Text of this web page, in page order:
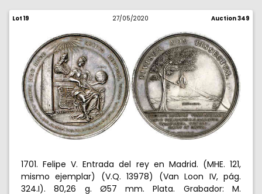
Lot 19 27/05/2020 Auction 349
1701. Felipe V. Entrada del rey en Madrid. (MHE. 121,
mismo ejemplar) (V.Q. 13978) (Van Loon IV, pág.
324.I). 80,26 g. Ø57 mm. Plata. Grabador: M.